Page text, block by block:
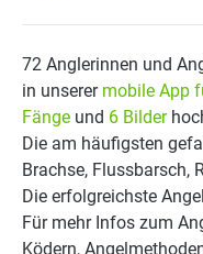
72 Anglerinnen und
in unserer mobile App
Fänge und 6 Bilder
Die am häufigsten
Brachse, Flussbarsch,
Die erfolgreichste
Für mehr Infos zum
Ködern,